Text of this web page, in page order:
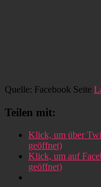
Quelle: Facebook Seite
Teilen mit:
Klick, um über
geöffnet)
Klick, um auf
geöffnet)